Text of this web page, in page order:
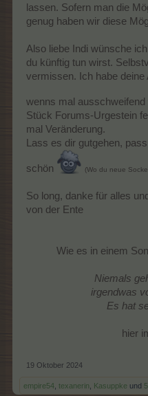
lassen. Sofern man die
genug haben wir diese
Also liebe Indi wünsche
du künftig tun wirst.
vermissen. Ich habe
wenns mal ausschweifend
Stück Forums-Urgestein
mal Veränderung.
Lass es dir gutgehen,
schön (Wo du neue
So long, danke für alles
von der Ente
Wie es in einem
Niemals
irgendwas
Es hat
hier
19 Oktober 2024
empire54 texanerin Kasuppke und